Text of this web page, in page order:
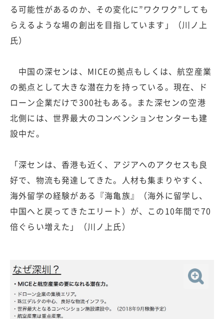
る可能性があるのか、その変化に”ワクワク”しても
らえるような場の創出を目指しています」（川ノ上
氏）
中国の深センは、MICEの拠点もしくは、航空産業
の拠点として大きな潜在力を持っている。現在、ド
ローン企業だけで300社もある。また深センの空港
北側には、世界最大のコンベンションセンターも建
設中だ。
「深センは、香港も近く、アジアへのアクセスも良
好で、物流も発達してきた。人材も集まりやすく、
海外留学の経験がある『海亀族』（海外に留学し、
中国へと戻ってきたエリート）が、この10年間で70
倍ぐらい増えた」（川ノ上氏）